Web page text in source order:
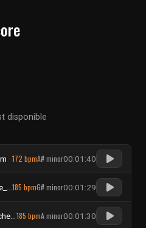
disponible
172 bpmA# minor00:01:40
185 bpmG# minor00:01:29
b2_the-voice-of-the-butcher__empatysm 185 bpmA minor00:01:30